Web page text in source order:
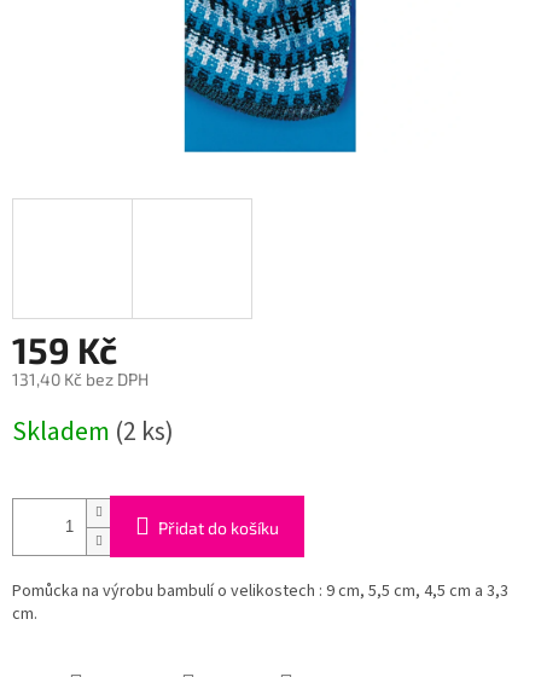
159 Kč
131,40 Kč bez DPH
cena:
Skladem (2 ks)
Přidat do košíku
Pomůcka na výrobu bambulí o velikostech : 9 cm, 5,5 cm, 4,5 cm a 3,3
cm.